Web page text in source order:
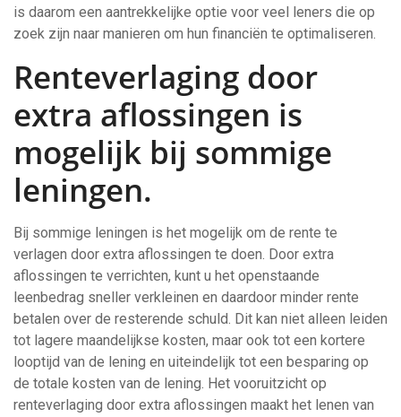
is daarom een aantrekkelijke optie voor veel leners die op
zoek zijn naar manieren om hun financiën te optimaliseren.
Renteverlaging door
extra aflossingen is
mogelijk bij sommige
leningen.
Bij sommige leningen is het mogelijk om de rente te
verlagen door extra aflossingen te doen. Door extra
aflossingen te verrichten, kunt u het openstaande
leenbedrag sneller verkleinen en daardoor minder rente
betalen over de resterende schuld. Dit kan niet alleen leiden
tot lagere maandelijkse kosten, maar ook tot een kortere
looptijd van de lening en uiteindelijk tot een besparing op
de totale kosten van de lening. Het vooruitzicht op
renteverlaging door extra aflossingen maakt het lenen van